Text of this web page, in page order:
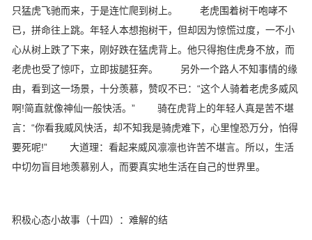
只猛虎飞驰而来，于是连忙爬到树上。 老虎围着树干咆哮不
已，拼命往上跳。年轻人本想抱树干，但却因为惊慌过度，一不小
心从树上跌了下来，刚好跌在猛虎背上。他只得抱住虎身不放，而
老虎也受了惊吓，立即拔腿狂奔。 另外一个路人不知事情的缘
由，看到这一场景，十分羡慕，赞叹不已：“这个人骑着老虎多威风
啊!简直就像神仙一般快活。” 骑在虎背上的年轻人真是苦不堪
言：“你看我威风快活，却不知我是骑虎难下，心里惶恐万分，怕得
要死呢!” 大道理：看起来威风凛凛也许苦不堪言。所以，生活
中切勿盲目地羡慕别人，而要真实地生活在自己的世界里。
积极心态小故事（十四）：难解的结